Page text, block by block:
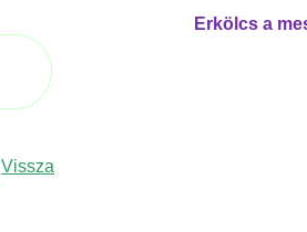
Erkölcs a
Vissza